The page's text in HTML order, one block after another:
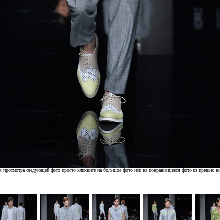
просмотра следующей фото просто кликните на большое фото или на понравившееся фото из превью